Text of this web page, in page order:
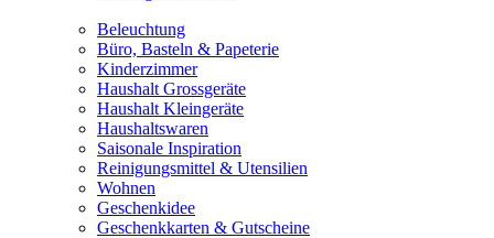
Beleuchtung
Büro, Basteln & Papeterie
Kinderzimmer
Haushalt Grossgeräte
Haushalt Kleingeräte
Haushaltswaren
Saisonale Inspiration
Reinigungsmittel & Utensilien
Wohnen
Geschenkidee
Geschenkkarten & Gutscheine